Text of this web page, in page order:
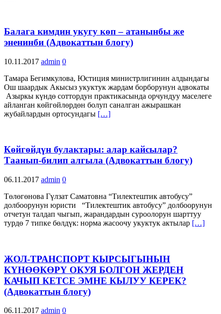
Балага кимдин укугу көп – атанынбы же
эненинби (Адвокаттын блогу)
10.11.2017 admin 0
Тамара Бегимкулова, Юстиция министрлигинин алдындагы
Ош шаардык Акысыз укуктук жардам борборунун адвокаты
Азыркы күндө соттордун практикасында орчундуу маселеге
айланган көйгөйлөрдөн болуп саналган ажырашкан
жубайлардын ортосундагы […]
Көйгөйдүн булактары: алар кайсылар?
Таанып-билип алгыла (Адвокаттын блогу)
06.11.2017 admin 0
Төлөгөнова Гүлзат Саматовна “Тилектештик автобусу”
долбоорунун юристи “Тилектештик автобусу” долбоорунун
отчетун талдап чыгып, жарандардын суроолорун шарттуу
турдө 7 типке бөлдүк: норма жасоочу укуктук актылар […]
ЖОЛ-ТРАНСПОРТ КЫРСЫГЫНЫН
КҮНӨӨКӨРҮ ОКУЯ БОЛГОН ЖЕРДЕН
КАЧЫП КЕТСЕ ЭМНЕ КЫЛУУ КЕРЕК?
(Адвокаттын блогу)
06.11.2017 admin 0